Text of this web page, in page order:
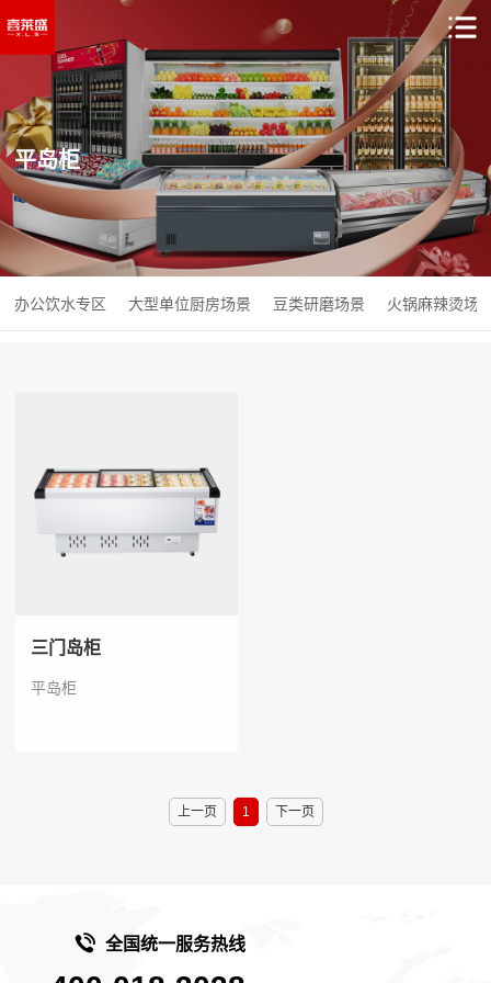
平岛柜
办公饮水专区 大型单位厨房场景 豆类研磨场景 火锅麻辣烫场
三门岛柜
平岛柜
上一页 1 下一页
全国统一服务热线